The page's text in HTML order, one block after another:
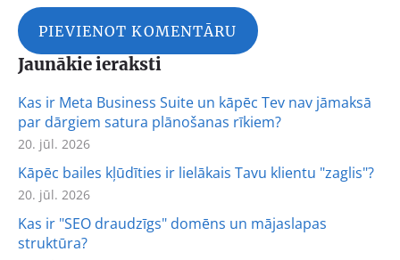
Jaunākie ieraksti
Kas ir Meta Business Suite un kāpēc Tev nav jāmaksā
par dārgiem satura plānošanas rīkiem?
20. jūl. 2026
Kāpēc bailes kļūdīties ir lielākais Tavu klientu "zaglis"?
20. jūl. 2026
Kas ir "SEO draudzīgs" domēns un mājaslapas
struktūra?